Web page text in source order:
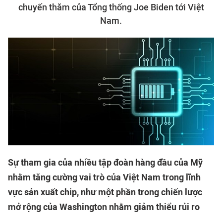
chuyến thăm của Tổng thống Joe Biden tới Việt
Nam.
Sự tham gia của nhiều tập đoàn hàng đầu của Mỹ
nhằm tăng cường vai trò của Việt Nam trong lĩnh
vực sản xuất chip, như một phần trong chiến lược
mở rộng của Washington nhằm giảm thiểu rủi ro